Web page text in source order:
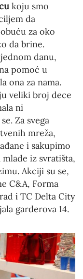
koju smo
da
za oko
da brine.
danu,
pomoć u
ona za nama.
veliki broj dece
ni
Za svega
mreža,
i sakupimo
iz svratišta,
Akciji su se,
C&A, Forma
i TC Delta City
garderova 14.